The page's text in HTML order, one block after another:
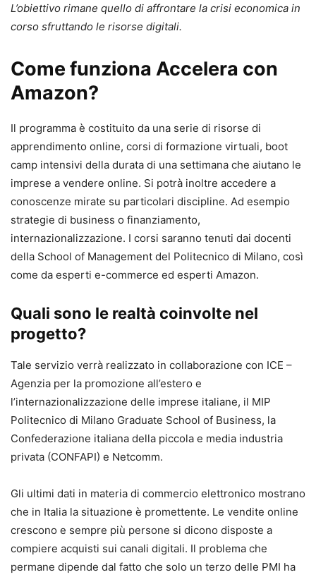
L’obiettivo rimane quello di affrontare la crisi economica in
corso sfruttando le risorse digitali.
Come funziona Accelera con
Amazon?
Il programma è costituito da una serie di risorse di
apprendimento online, corsi di formazione virtuali, boot
camp intensivi della durata di una settimana che aiutano le
imprese a vendere online. Si potrà inoltre accedere a
conoscenze mirate su particolari discipline. Ad esempio
strategie di business o finanziamento,
internazionalizzazione. I corsi saranno tenuti dai docenti
della School of Management del Politecnico di Milano, così
come da esperti e-commerce ed esperti Amazon.
Quali sono le realtà coinvolte nel
progetto?
Tale servizio verrà realizzato in collaborazione con ICE –
Agenzia per la promozione all’estero e
l’internazionalizzazione delle imprese italiane, il MIP
Politecnico di Milano Graduate School of Business, la
Confederazione italiana della piccola e media industria
privata (CONFAPI) e Netcomm.
Gli ultimi dati in materia di commercio elettronico mostrano
che in Italia la situazione è promettente. Le vendite online
crescono e sempre più persone si dicono disposte a
compiere acquisti sui canali digitali. Il problema che
permane dipende dal fatto che solo un terzo delle PMI ha